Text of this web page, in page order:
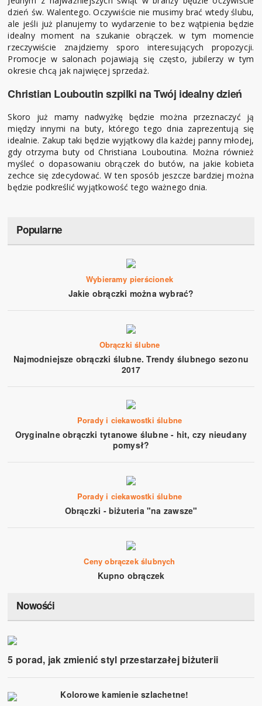
dzień św. Walentego. Oczywiście nie musimy brać wtedy ślubu,
ale jeśli już planujemy to wydarzenie to bez wątpienia będzie
idealny moment na szukanie obrączek. w tym momencie
rzeczywiście znajdziemy sporo interesujących propozycji.
Promocje w salonach pojawiają się często, jubilerzy w tym
okresie chcą jak najwięcej sprzedaż.
Christian Louboutin szpilki na Twój idealny dzień
Skoro już mamy nadwyżkę będzie można przeznaczyć ją
między innymi na buty, którego tego dnia zaprezentują się
idealnie. Zakup taki będzie wyjątkowy dla każdej panny młodej,
gdy otrzyma buty od Christiana Louboutina. Można również
myśleć o dopasowaniu obrączek do butów, na jakie kobieta
zechce się zdecydować. W ten sposób jeszcze bardziej można
będzie podkreślić wyjątkowość tego ważnego dnia.
Popularne
Wybieramy pierścionek
Jakie obrączki można wybrać?
Obrączki ślubne
Najmodniejsze obrączki ślubne. Trendy ślubnego sezonu
2017
Porady i ciekawostki ślubne
Oryginalne obrączki tytanowe ślubne - hit, czy nieudany
pomysł?
Porady i ciekawostki ślubne
Obrączki - biżuteria "na zawsze"
Ceny obrączek ślubnych
Kupno obrączek
Nowośći
5 porad, jak zmienić styl przestarzałej biżuterii
Kolorowe kamienie szlachetne!